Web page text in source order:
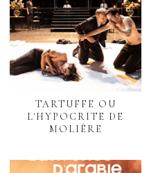
TARTUFFE OU
L'HYPOCRITE DE
MOLIÈRE